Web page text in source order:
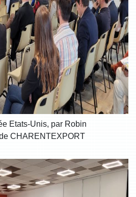
Etats-Unis, par Robin
CHARENTEXPORT